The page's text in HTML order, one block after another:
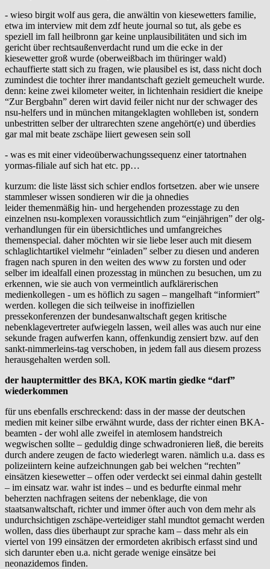
- wieso birgit wolf aus gera, die anwältin von kiesewetters familie,
etwa im interview mit dem zdf heute journal so tut, als gebe es
speziell im fall heilbronn gar keine unplausibilitäten und sich im
gericht über rechtsaußenverdacht rund um die ecke in der
kiesewetter groß wurde (oberweißbach im thüringer wald)
echauffierte statt sich zu fragen, wie plausibel es ist, dass nicht doch
zumindest die tochter ihrer mandantschaft gezielt gemeuchelt wurde.
denn: keine zwei kilometer weiter, in lichtenhain residiert die kneipe
“Zur Bergbahn” deren wirt david feiler nicht nur der schwager des
nsu-helfers und in münchen mitangeklagten wohlleben ist, sondern
unbestritten selber der ultrarechten szene angehört(e) und überdies
gar mal mit beate zschäpe liiert gewesen sein soll
- was es mit einer videoüberwachungssequenz einer tatortnahen
yormas-filiale auf sich hat etc. pp…
kurzum: die liste lässt sich schier endlos fortsetzen. aber wie unsere
stammleser wissen sondieren wir die ja ohnedies
leider themenmäßig hin- und hergehenden prozesstage zu den
einzelnen nsu-komplexen voraussichtlich zum “einjährigen” der olg-
verhandlungen für ein übersichtliches und umfangreiches
themenspecial. daher möchten wir sie liebe leser auch mit diesem
schlaglichtartikel vielmehr “einladen” selber zu diesen und anderen
fragen nach spuren in den weiten des www zu forsten und oder
selber im idealfall einen prozesstag in münchen zu besuchen, um zu
erkennen, wie sie auch von vermeintlich aufklärerischen
medienkollegen - um es höflich zu sagen – mangelhaft “informiert”
werden. kollegen die sich teilweise in inoffiziellen
pressekonferenzen der bundesanwaltschaft gegen kritische
nebenklagevertreter aufwiegeln lassen, weil alles was auch nur eine
sekunde fragen aufwerfen kann, offenkundig zensiert bzw. auf den
sankt-nimmerleins-tag verschoben, in jedem fall aus diesem prozess
herausgehalten werden soll.
der hauptermittler des BKA, KOK martin giedke “darf”
wiederkommen
für uns ebenfalls erschreckend: dass in der masse der deutschen
medien mit keiner silbe erwähnt wurde, dass der richter einen BKA-
beamten - der wohl alle zweifel in atemlosem handstreich
wegwischen sollte – geduldig dinge schwadronieren ließ, die bereits
durch andere zeugen de facto wiederlegt waren. nämlich u.a. dass es
polizeiintern keine aufzeichnungen gab bei welchen “rechten”
einsätzen kiesewetter – offen oder verdeckt sei einmal dahin gestellt
– im einsatz war. wahr ist indes – und es bedurfte einmal mehr
beherzten nachfragen seitens der nebenklage, die von
staatsanwaltschaft, richter und immer öfter auch von dem mehr als
undurchsichtigen zschäpe-verteidiger stahl mundtot gemacht werden
wollen, dass dies überhaupt zur sprache kam – dass mehr als ein
viertel von 199 einsätzen der ermordeten akribisch erfasst sind und
sich darunter eben u.a. nicht gerade wenige einsätze bei
neonazidemos finden.